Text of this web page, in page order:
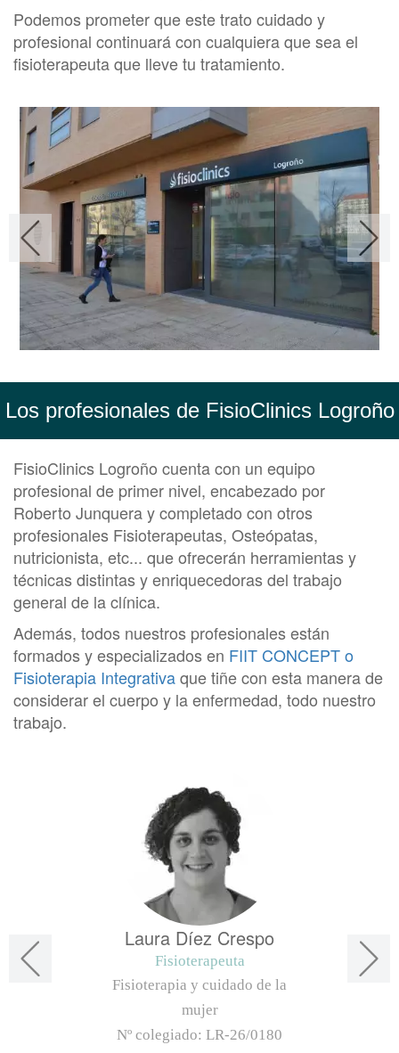
Podemos prometer que este trato cuidado y
profesional continuará con cualquiera que sea el
fisioterapeuta que lleve tu tratamiento.
Los profesionales de FisioClinics Logroño
FisioClinics Logroño cuenta con un equipo
profesional de primer nivel, encabezado por
Roberto Junquera y completado con otros
profesionales Fisioterapeutas, Osteópatas,
nutricionista, etc... que ofrecerán herramientas y
técnicas distintas y enriquecedoras del trabajo
general de la clínica.
Además, todos nuestros profesionales están
formados y especializados en FIIT CONCEPT o
Fisioterapia Integrativaque tiñe con esta manera de
considerar el cuerpo y la enfermedad, todo nuestro
trabajo.
Laura Díez Crespo
Fisioterapeuta
Fisioterapia y cuidado de la
mujer
Nº colegiado: LR-26/0180